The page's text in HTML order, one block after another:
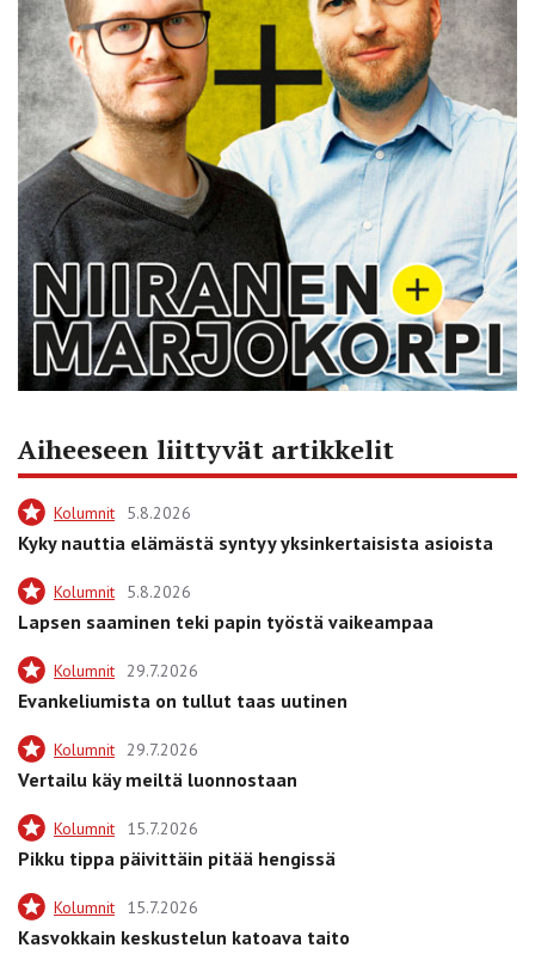
Aiheeseen liittyvät artikkelit
Kolumnit 5.8.2026
Kyky nauttia elämästä syntyy yksinkertaisista asioista
Kolumnit 5.8.2026
Lapsen saaminen teki papin työstä vaikeampaa
Kolumnit 29.7.2026
Evankeliumista on tullut taas uutinen
Kolumnit 29.7.2026
Vertailu käy meiltä luonnostaan
Kolumnit 15.7.2026
Pikku tippa päivittäin pitää hengissä
Kolumnit 15.7.2026
Kasvokkain keskustelun katoava taito